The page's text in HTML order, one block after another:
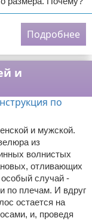
Подробнее
и
и мужской.
из
волнистых
отливающих
случай -
по плечам. И вдруг
остается на
и, проведя